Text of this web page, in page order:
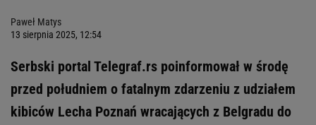
Paweł Matys
13 sierpnia 2025, 12:54
Serbski portal Telegraf.rs poinformował w środę
przed południem o fatalnym zdarzeniu z udziałem
kibiców Lecha Poznań wracających z Belgradu do